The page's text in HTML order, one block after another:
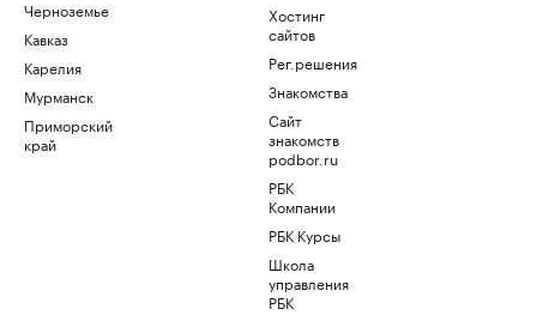
Черноземье
Кавказ
Карелия
Мурманск
Приморский
край
Хостинг
сайтов
Рег.решения
Знакомства
Сайт
знакомств
podbor.ru
РБК
Компании
РБК Курсы
Школа
управления
РБК